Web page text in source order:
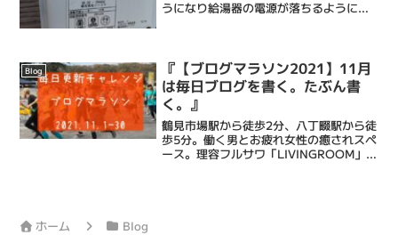
うになり給湯器の電源が落ちるようにな
ラグラ揺れているわけでは...
Blog
『【ブログマラソン2021】11月
は毎日ブログを書く。たぶん書
く。』
鶴見市場駅から徒歩2分、八丁畷駅から徒
歩5分。働く男とお疲れ女性の癒されスペ
ース。理容フルサワ「LIVINGROOM」室
ホーム
Blog